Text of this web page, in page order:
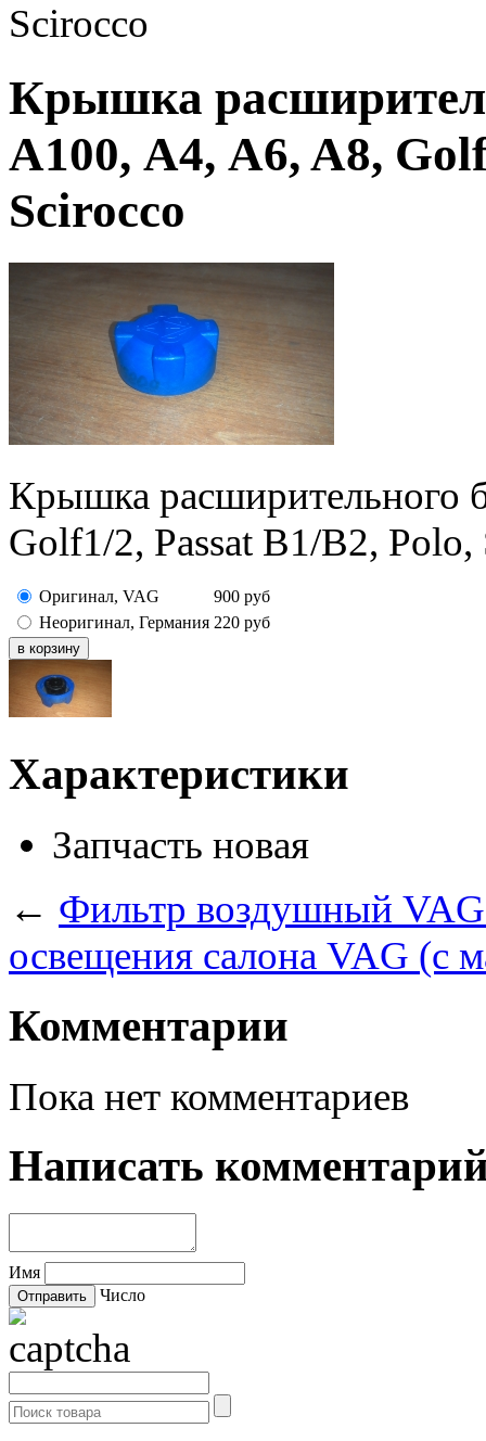
Scirocco
Крышка
А100, А4, A6, A8,
Scirocco
Крышка расширительного
Golf1/2, Passat B1/B2, Polo,
Оригинал, VAG 900 руб
Неоригинал, Германия 220 руб
Характеристики
Запчасть новая
← Фильтр воздушный
освещения салона VAG (с
Комментарии
Пока нет комментариев
Написать
Имя
Число